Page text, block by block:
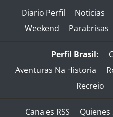
Diario Perfil Noticias
Weekend
Parabrisas
Perfil Brasil:
Aventuras Na Historia
Recreio
Canales RSS Quienes